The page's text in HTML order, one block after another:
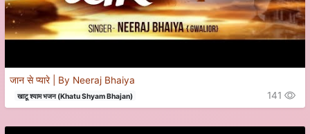
जान से प्यारे | By Neeraj Bhaiya
खाटू श्याम भजन (Khatu Shyam Bhajan) 141